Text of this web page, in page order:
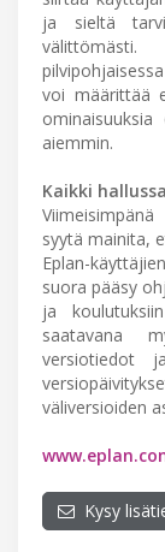
ja sieltä
voi määrittää
aiemmin.
Kaikki
syytä mainita,
Eplan-
suora pääsy
ja
saatavana
versiotiedot
väliversioiden
Kysy